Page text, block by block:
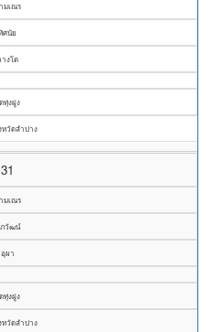
มเณร
ศนัย
างโต
ทุ่งฝูง
วัดลำปาง
31
มเณร
วัฒน์
อุผา
ทุ่งฝูง
วัดลำปาง